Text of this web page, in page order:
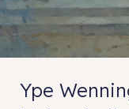
Ype